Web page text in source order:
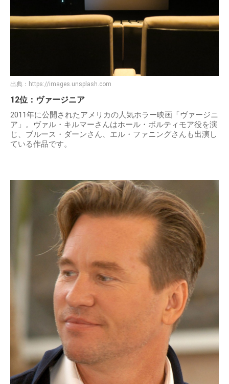
出典： https://images.unsplash.com
12位：ヴァージニア
2011年に公開されたアメリカの人気ホラー映画「ヴァージニ
ア」。ヴァル・キルマーさんはホール・ボルティモア役を演
じ、ブルース・ダーンさん、エル・ファニングさんも出演し
ている作品です。